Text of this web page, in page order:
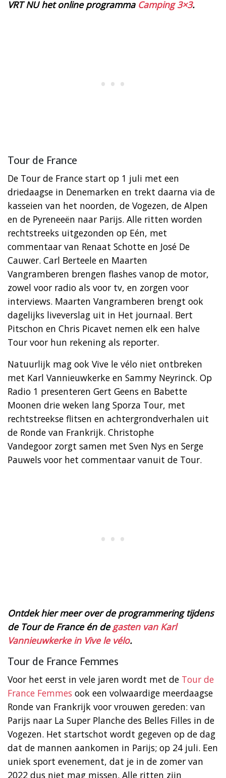
VRT NU het online programma Camping 3×3.
Tour de France
De Tour de France start op 1 juli met een
driedaagse in Denemarken en trekt daarna via de
kasseien van het noorden, de Vogezen, de Alpen
en de Pyreneeën naar Parijs. Alle ritten worden
rechtstreeks uitgezonden op Eén, met
commentaar van Renaat Schotte en José De
Cauwer. Carl Berteele en Maarten
Vangramberen brengen flashes vanop de motor,
zowel voor radio als voor tv, en zorgen voor
interviews. Maarten Vangramberen brengt ook
dagelijks liveverslag uit in Het journaal. Bert
Pitschon en Chris Picavet nemen elk een halve
Tour voor hun rekening als reporter.
Natuurlijk mag ook Vive le vélo niet ontbreken
met Karl Vannieuwkerke en Sammy Neyrinck. Op
Radio 1 presenteren Gert Geens en Babette
Moonen drie weken lang Sporza Tour, met
rechtstreekse flitsen en achtergrondverhalen uit
de Ronde van Frankrijk. Christophe
Vandegoor zorgt samen met Sven Nys en Serge
Pauwels voor het commentaar vanuit de Tour.
Ontdek hier meer over de programmering tijdens
de Tour de France én de gasten van Karl
Vannieuwkerke in Vive le vélo.
Tour de France Femmes
Voor het eerst in vele jaren wordt met de Tour de
France Femmes ook een volwaardige meerdaagse
Ronde van Frankrijk voor vrouwen gereden: van
Parijs naar La Super Planche des Belles Filles in de
Vogezen. Het startschot wordt gegeven op de dag
dat de mannen aankomen in Parijs; op 24 juli. Een
uniek sport evenement, dat je in de zomer van
2022 dus niet mag missen. Alle ritten zijn